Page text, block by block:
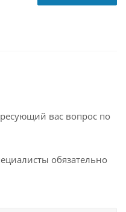
вас вопрос по
обязательно